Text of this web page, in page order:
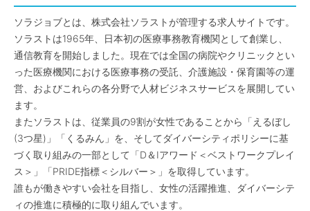
ソラジョブとは、株式会社ソラストが管理する求人サイトです。
ソラストは1965年、日本初の医療事務教育機関として創業し、
通信教育を開始しました。現在では全国の病院やクリニックとい
った医療機関における医療事務の受託、介護施設・保育園等の運
営、およびこれらの各分野で人材ビジネスサービスを展開してい
ます。
またソラストは、従業員の9割が女性であることから「えるぼし
(3つ星)」「くるみん」を、そしてダイバーシティポリシーに基
づく取り組みの一部として「D＆Iアワード＜ベストワークプレイ
ス＞」「PRIDE指標＜シルバー＞」を取得しています。
誰もが働きやすい会社を目指し、女性の活躍推進、ダイバーシテ
ィの推進に積極的に取り組んでいます。